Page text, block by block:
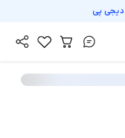
دیجی پی